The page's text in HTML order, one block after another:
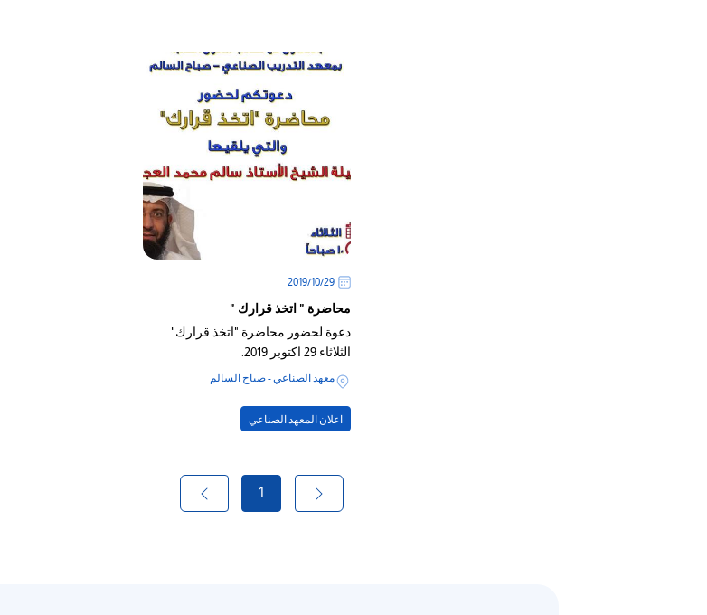
29‏/10‏/2019
محاضرة " اتخذ قرارك "
دعوة لحضور محاضرة "اتخذ قرارك"
الثلاثاء 29 اكتوبر 2019.
معهد الصناعي - صباح السالم
اعلان المعهد الصناعي
1